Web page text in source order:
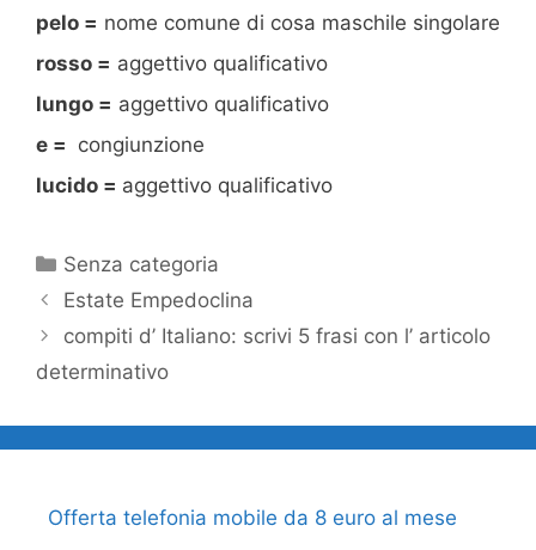
pelo = nome comune di cosa maschile singolare
rosso = aggettivo qualificativo
lungo = aggettivo qualificativo
e = congiunzione
lucido = aggettivo qualificativo
Categorie
Senza categoria
Estate Empedoclina
compiti d’ Italiano: scrivi 5 frasi con l’ articolo
determinativo
Offerta telefonia mobile da 8 euro al mese